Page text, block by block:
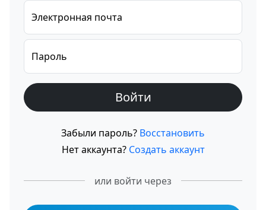
Электронная почта
Пароль
Войти
Забыли пароль? Восстановить
Нет аккаунта? Создать аккаунт
или войти через